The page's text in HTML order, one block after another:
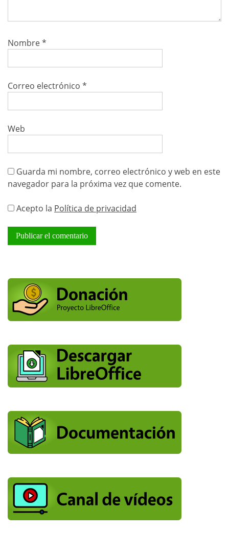
Nombre*
Correo electrónico *
Web
Guarda mi nombre, correo electrónico y web en este
navegador para la próxima vez que comente.
Acepto la Política de privacidad